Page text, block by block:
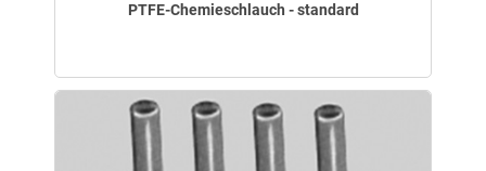
PTFE-Chemieschlauch - standard